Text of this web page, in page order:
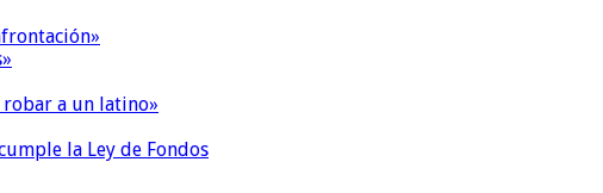
a un latino»
la Ley de Fondos